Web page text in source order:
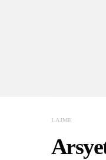
LAJME